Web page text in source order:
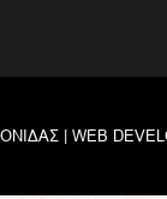
| WEB